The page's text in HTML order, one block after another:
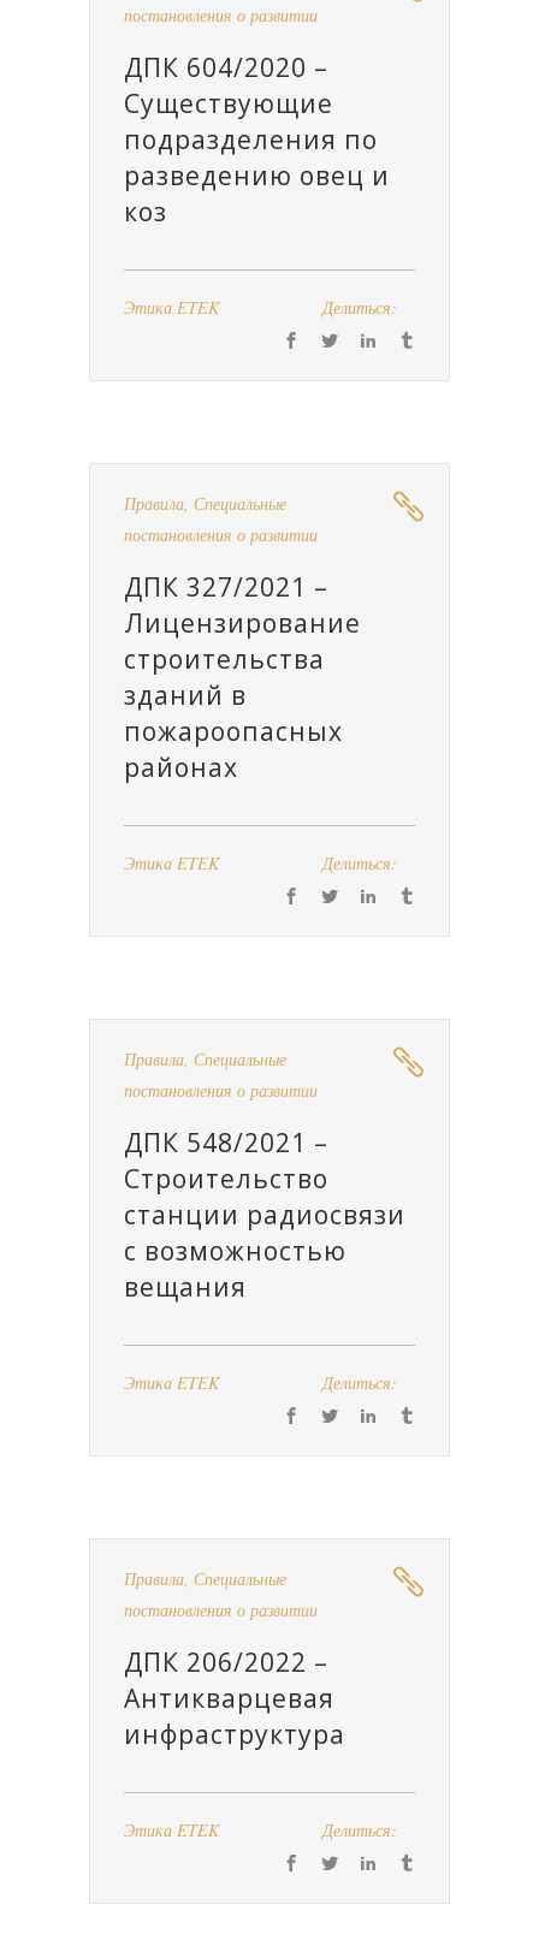
постановления о развитии
ДПК 604/2020 –
Существующие
подразделения по
разведению овец и
коз
Этика ETEK Делиться:
Правила, Специальные
постановления о развитии
ДПК 327/2021 –
Лицензирование
строительства
зданий в
пожароопасных
районах
Этика ETEK Делиться:
Правила, Специальные
постановления о развитии
ДПК 548/2021 –
Строительство
станции радиосвязи
с возможностью
вещания
Этика ETEK Делиться:
Правила, Специальные
постановления о развитии
ДПК 206/2022 –
Антикварцевая
инфраструктура
Этика ETEK Делиться: